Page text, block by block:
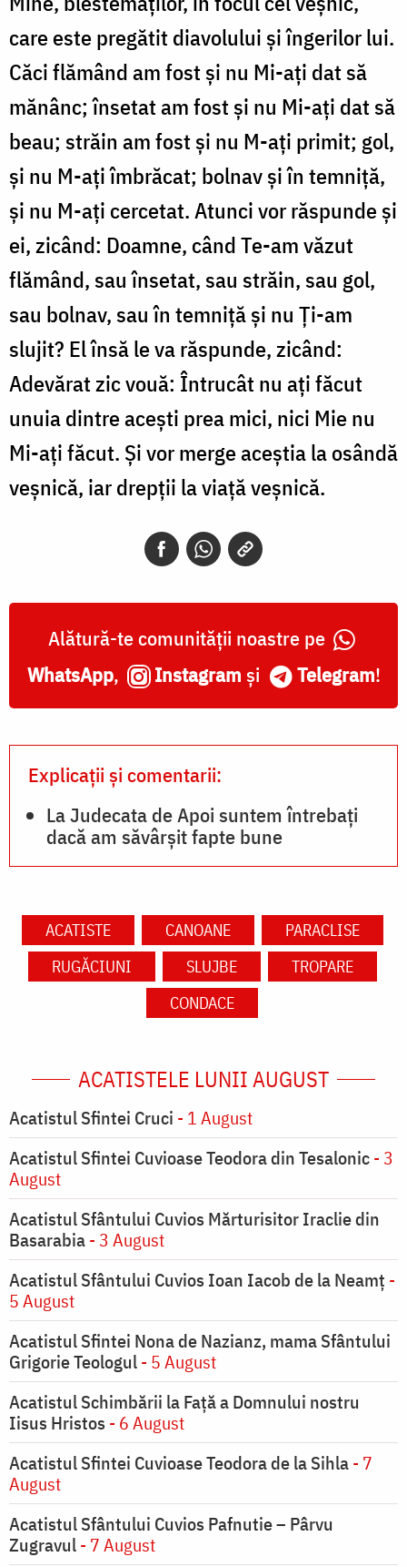
care este pregătit diavolului și îngerilor lui.
Căci flămând am fost și nu Mi-ați dat să
mănânc; însetat am fost și nu Mi-ați dat să
beau; străin am fost și nu M-ați primit; gol,
și nu M-ați îmbrăcat; bolnav și în temniță,
și nu M-ați cercetat. Atunci vor răspunde și
ei, zicând: Doamne, când Te-am văzut
flămând, sau însetat, sau străin, sau gol,
sau bolnav, sau în temniță și nu Ți-am
slujit? El însă le va răspunde, zicând:
Adevărat zic vouă: Întrucât nu ați făcut
unuia dintre acești prea mici, nici Mie nu
Mi-ați făcut. Și vor merge aceștia la osândă
veșnică, iar drepții la viață veșnică.
Alătură-te comunității noastre pe
WhatsApp, Instagram și Telegram!
Explicații și comentarii:
La Judecata de Apoi suntem întrebați
dacă am săvârșit fapte bune
ACATISTE CANOANE
PARACLISE
RUGĂCIUNI
SLUJBE
TROPARE
CONDACE
ACATISTELE LUNII AUGUST
Acatistul Sfintei Cruci - 1 August
Acatistul Sfintei Cuvioase Teodora din Tesalonic- 3
August
Acatistul Sfântului Cuvios Mărturisitor Iraclie din
Basarabia- 3 August
Acatistul Sfântului Cuvios Ioan Iacob de la Neamț -
5 August
Acatistul Sfintei Nona de Nazianz, mama Sfântului
Grigorie Teologul- 5 August
Acatistul Schimbării la Faţă a Domnului nostru
Iisus Hristos - 6 August
Acatistul Sfintei Cuvioase Teodora de la Sihla- 7
August
Acatistul Sfântului Cuvios Pafnutie – Pârvu
Zugravul- 7 August